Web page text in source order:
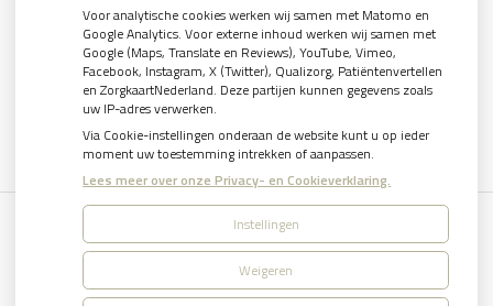
U heeft geen toestemming gegeven voorexterne
inhouddie nodig is om dit te zien.
Cookie-instellingen wijzigen
Uw Zorg Online|Beheer
BezoekBezoek
Voor analytische cookies werken wij samen met Matomo en
Google Analytics. Voor externe inhoud werken wij samen met
Google (Maps, Translate en Reviews), YouTube, Vimeo,
Facebook, Instagram, X (Twitter), Qualizorg, Patiëntenvertellen
en ZorgkaartNederland. Deze partijen kunnen gegevens zoals
uw IP-adres verwerken.
Via Cookie-instellingen onderaan de website kunt u op ieder
moment uw toestemming intrekken of aanpassen.
Lees meer over onze Privacy- en Cookieverklaring.
Instellingen
Weigeren